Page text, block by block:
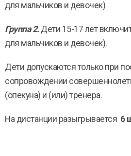
для мальчиков и девочек)
Группа 2. Дети 15-17 лет
для мальчиков и девочек).
Дети допускаются только при
сопровождении
(опекуна) и (или) тренера.
На дистанции разыгрывается 6